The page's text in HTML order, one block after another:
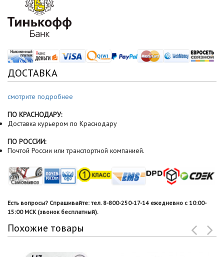
ДОСТАВКА
смотрите подробнее
ПО КРАСНОДАРУ:
Доставка курьером по Краснодару
ПО РОССИИ:
Почтой России или транспортной компанией.
Есть вопросы? Спрашивайте: тел. 8-800-250-17-14 ежедневно с 10:00-
15:00 МСК (звонок бесплатный).
Похожие товары